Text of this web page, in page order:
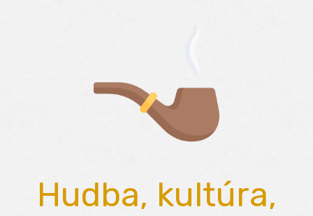
Hudba, kultúra,